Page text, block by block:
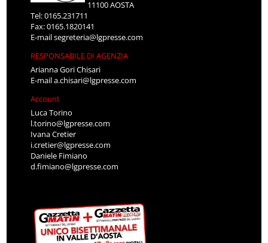
11100 AOSTA
Tel: 0165.231711
Fax: 0165.1820141
E-mailsegreteria@lgpresse.com
RESPONSABILE DI AGENZIA
Arianna Gori Chisari
E-maila.chisari@lgpresse.com
Account
Luca Torino
l.torino@lgpresse.com
Ivana Cretier
i.cretier@lgpresse.com
Daniele Fimiano
d.fimiano@lgpresse.com